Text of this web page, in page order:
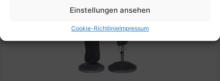
Einstellungen ansehen
Cookie-RichtlinieImpressum